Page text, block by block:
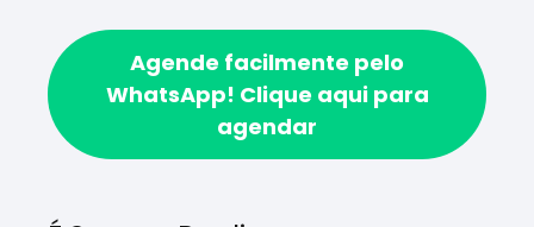
Agende facilmente pelo
WhatsApp! Clique aqui para
agendar